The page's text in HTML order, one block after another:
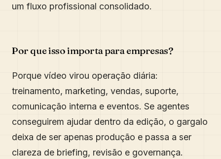
um fluxo profissional consolidado.
Por que isso importa para empresas?
Porque vídeo virou operação diária:
treinamento, marketing, vendas, suporte,
comunicação interna e eventos. Se agentes
conseguirem ajudar dentro da edição, o gargalo
deixa de ser apenas produção e passa a ser
clareza de briefing, revisão e governança.